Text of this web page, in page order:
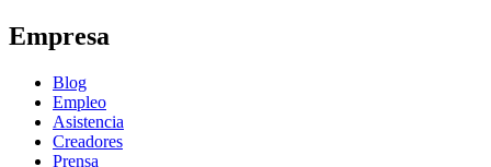
Empresa
Blog
Empleo
Asistencia
Creadores
Prensa